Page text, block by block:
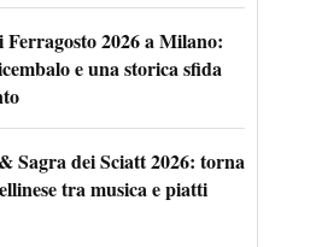
2026 a Milano:
e una storica sfida
Sagra dei Sciatt 2026: torna
tra musica e piatti